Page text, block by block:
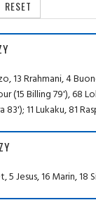
13 Rrahmani, 4
(15 Billing 79'), 68
83'); 11 Lukaku, 81
Jesus, 16 Marin, 18